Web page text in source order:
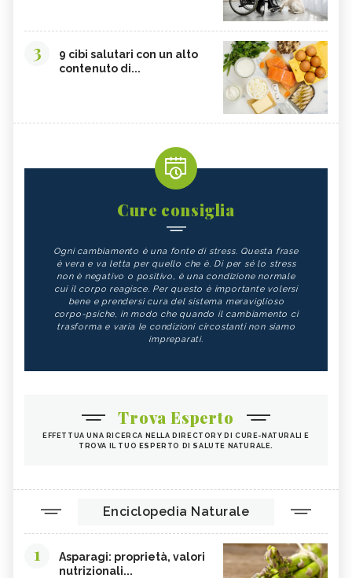
3
9 cibi salutari con un alto
contenuto di...
Cure consiglia
Ogni cambiamento è una fonte di stress. Questa frase
è vera e va letta per quello che è. Di per sé lo stress
non è negativo o positivo, è una condizione normale
cui il corpo reagisce. Per questo è importante volersi
bene e prendersi cura del sistema meraviglioso
corpo-psiche, in modo che quando il cambiamento ci
trasforma e varia le condizioni circostanti non siamo
impreparati.
Trova Esperto
EFFETTUA UNA RICERCA NELLA DIRECTORY DI CURE-NATURALI E
TROVA IL TUO ESPERTO DI SALUTE NATURALE.
Enciclopedia Naturale
1
Asparagi: proprietà, valori
nutrizionali...